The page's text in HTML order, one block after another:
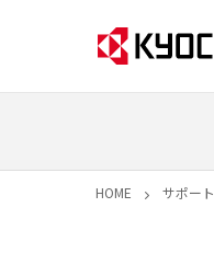
HOME サポート